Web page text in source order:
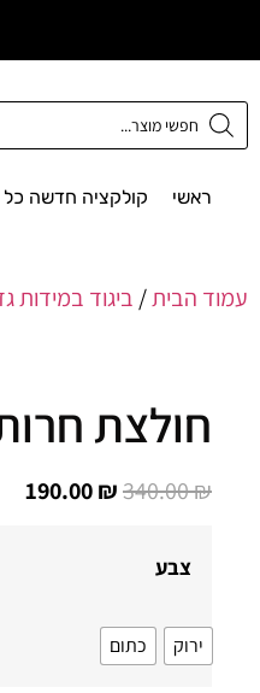
ראשי קולקציה חדשה כל
עמוד הבית/ ביגוד במידות
חולצת
340.00₪
190.00₪
צבע
ירוק כתום